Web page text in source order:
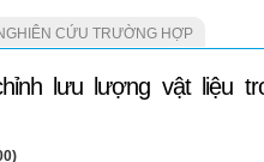
CỨU TRƯỜNG HỢP
lưu lượng vật liệu